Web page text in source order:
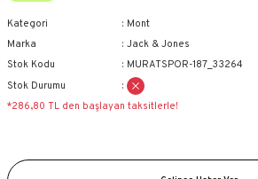
Kategori
Mont
Marka
Jack & Jones
Stok Kodu
MURATSPOR-187_33264
Stok Durumu
*286,80 TL den başlayan taksitlerle!